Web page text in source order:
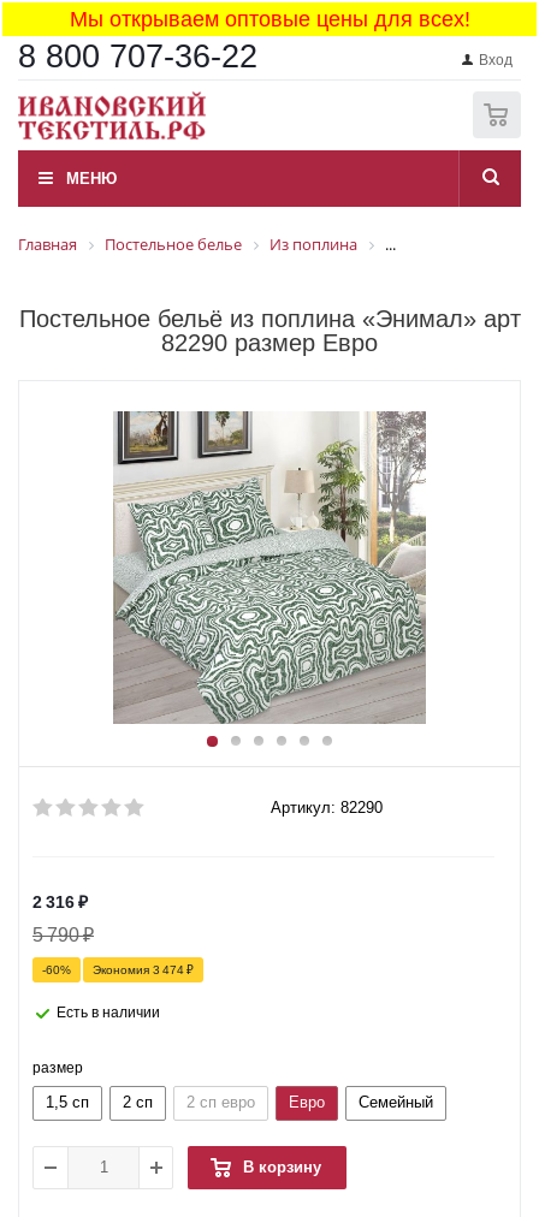
Мы открываем оптовые цены для всех!
8 800 707-36-22 Вход
МЕНЮ
Главная Постельное белье Из поплина ...
Постельное бельё из поплина «Энимал» арт
82290 размер Евро
Артикул: 82290
2 316₽
5 790₽
-60% Экономия 3 474₽
Есть в наличии
размер
1,5 сп 2 сп 2 сп евро Евро Семейный
В корзину